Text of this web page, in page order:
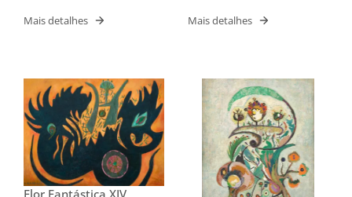
Mais detalhes Mais detalhes
Flor Fantástica XIV